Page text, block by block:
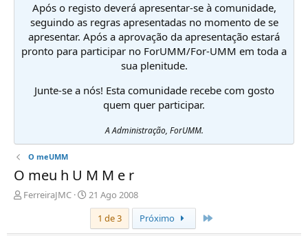
Após o registo deverá apresentar-se à comunidade,
seguindo as regras apresentadas no momento de se
apresentar. Após a aprovação da apresentação estará
pronto para participar no ForUMM/For-UMM em toda a
sua plenitude.
Junte-se a nós! Esta comunidade recebe com gosto
quem quer participar.
A Administração, ForUMM.
O meUMM
O meu h U M M e r
I
c
FerreiraJMC
D
a
a
21 Ago 2008
1 de 3
Próximo